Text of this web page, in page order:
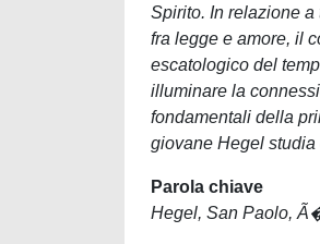
Spirito. In relazione
fra legge e amore, il
escatologico del
illuminare la
fondamentali della
giovane Hegel studia
Parola chiave
Hegel, San Paolo,